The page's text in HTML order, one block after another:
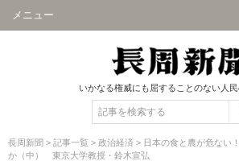
メニュー
いかなる権威にも屈することのない人
長周新聞 > 記事一覧 > 政治経済 > 日本の食と農が危ない
か（中） 東京大学教授・鈴木宣弘